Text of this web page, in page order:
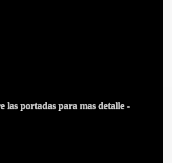
las portadas para mas detalle -